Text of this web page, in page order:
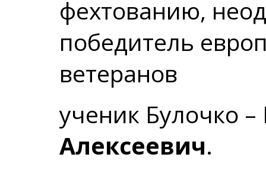
фехтованию,
победитель
ветеранов
ученик Булочко –
Алексеевич.